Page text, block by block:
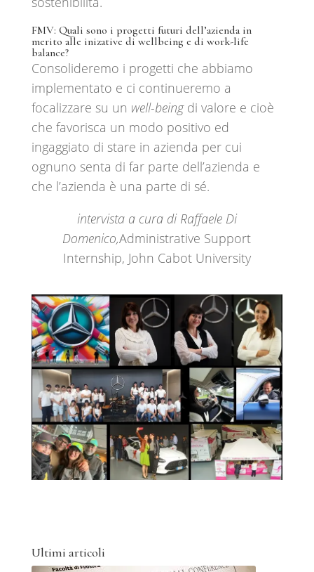
FMV: Quali sono i progetti futuri dell’azienda in
merito alle inizative di wellbeing e di work-life
balance?
Consolideremo i progetti che abbiamo
implementato e ci continueremo a
focalizzare su un well-beingdi valore e cioè
che favorisca un modo positivo ed
ingaggiato di stare in azienda per cui
ognuno senta di far parte dell’azienda e
che l’azienda è una parte di sé.
intervista a cura di Raffaele Di
Domenico,Administrative Support
Internship, John Cabot University
Ultimi articoli